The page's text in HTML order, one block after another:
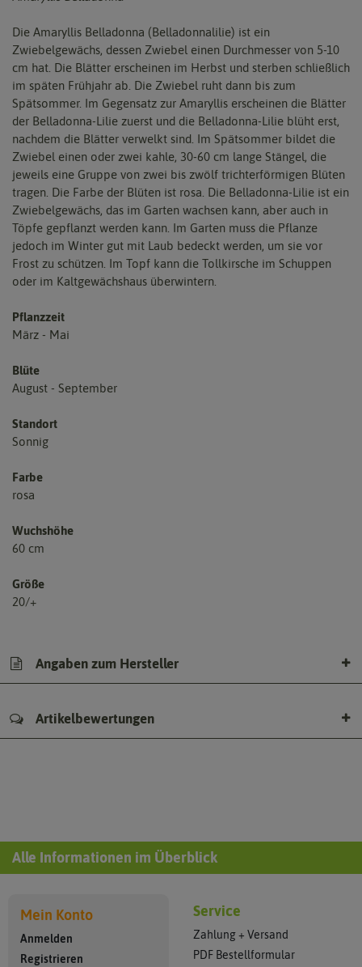
Die Amaryllis Belladonna (Belladonnalilie) ist ein
Zwiebelgewächs, dessen Zwiebel einen Durchmesser von 5-10
cm hat. Die Blätter erscheinen im Herbst und sterben schließlich
im späten Frühjahr ab. Die Zwiebel ruht dann bis zum
Spätsommer. Im Gegensatz zur Amaryllis erscheinen die Blätter
der Belladonna-Lilie zuerst und die Belladonna-Lilie blüht erst,
nachdem die Blätter verwelkt sind. Im Spätsommer bildet die
Zwiebel einen oder zwei kahle, 30-60 cm lange Stängel, die
jeweils eine Gruppe von zwei bis zwölf trichterförmigen Blüten
tragen. Die Farbe der Blüten ist rosa. Die Belladonna-Lilie ist ein
Zwiebelgewächs, das im Garten wachsen kann, aber auch in
Töpfe gepflanzt werden kann. Im Garten muss die Pflanze
jedoch im Winter gut mit Laub bedeckt werden, um sie vor
Frost zu schützen. Im Topf kann die Tollkirsche im Schuppen
oder im Kaltgewächshaus überwintern.
Pflanzzeit
März - Mai
Blüte
August - September
Standort
Sonnig
Farbe
rosa
Wuchshöhe
60 cm
Größe
20/+
Angaben zum Hersteller
Artikelbewertungen
Alle Informationen im Überblick
Mein Konto
Anmelden
Registrieren
Service
Zahlung + Versand
PDF Bestellformular